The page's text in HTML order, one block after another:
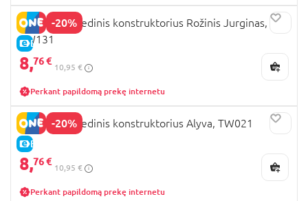
-20%
E-KAINA
ROWOOD medinis konstruktorius Rožinis Jurginas,
TW131
8,76 €
10,95 €
Perkant papildomą prekę internetu
-20%
E-KAINA
ROWOOD Medinis konstruktorius Alyva, TW021
8,76 €
10,95 €
Perkant papildomą prekę internetu